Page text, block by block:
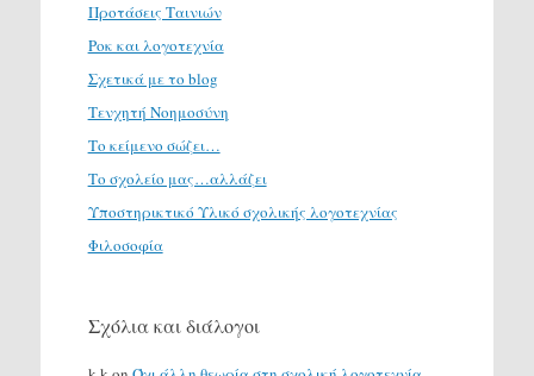
Προτάσεις Ταινιών
Ροκ και λογοτεχνία
Σχετικά με το blog
Τενχητή Νοημοσύνη
Το κείμενο σώζει…
Το σχολείο μας…αλλάζει
Υποστηρικτικό Υλικό σχολικής λογοτεχνίας
Φιλοσοφία
Σχόλια και διάλογοι